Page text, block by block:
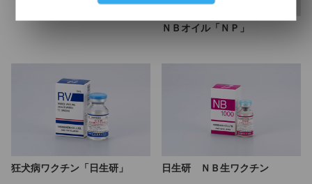
ＮＢオイル「ＮＰ」
狂犬病ワクチン「日生研」 日生研 ＮＢ生ワクチン